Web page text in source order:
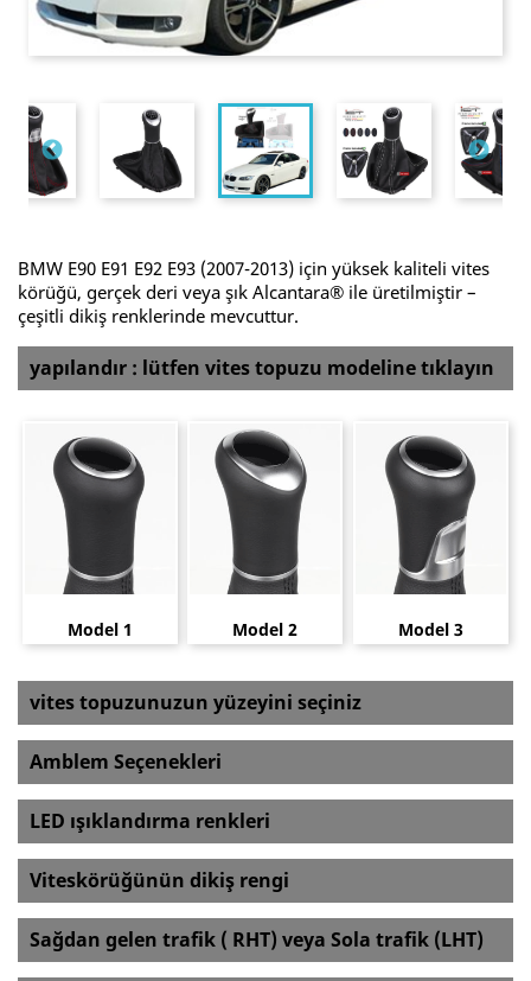
BMW E90 E91 E92 E93 (2007-2013) için yüksek kaliteli vites
körüğü, gerçek deri veya şık Alcantara® ile üretilmiştir –
çeşitli dikiş renklerinde mevcuttur.
yapılandır : lütfen vites topuzu modeline tıklayın
Model 1 Model 2 Model 3
vites topuzunuzun yüzeyini seçiniz
Amblem Seçenekleri
LED ışıklandırma renkleri
Viteskörüğünün dikiş rengi
Sağdan gelen trafik ( RHT) veya Sola trafik (LHT)